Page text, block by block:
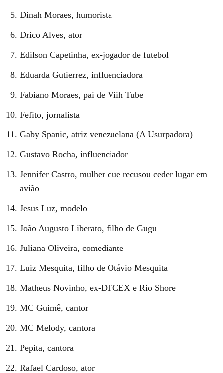
Dinah Moraes, humorista
Drico Alves, ator
Edilson Capetinha, ex-jogador de futebol
Eduarda Gutierrez, influenciadora
Fabiano Moraes, pai de Viih Tube
Fefito, jornalista
Gaby Spanic, atriz venezuelana (A Usurpadora)
Gustavo Rocha, influenciador
Jennifer Castro, mulher que recusou ceder lugar em
avião
Jesus Luz, modelo
João Augusto Liberato, filho de Gugu
Juliana Oliveira, comediante
Luiz Mesquita, filho de Otávio Mesquita
Matheus Novinho, ex-DFCEX e Rio Shore
MC Guimê, cantor
MC Melody, cantora
Pepita, cantora
Rafael Cardoso, ator